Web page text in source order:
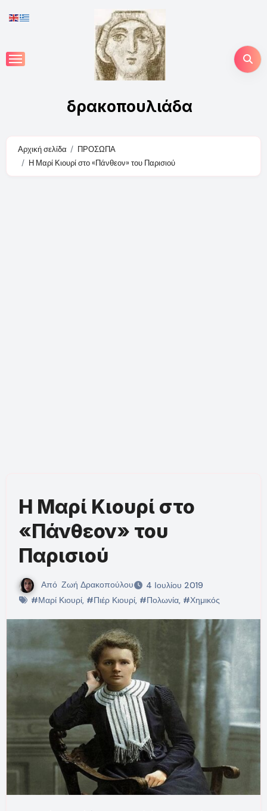
to
δρακοπουλιάδα
Αρχική σελίδα
ΠΡΟΣΩΠΑ
Η Μαρί Κιουρί στο «Πάνθεον» του Παρισιού
Η Μαρί Κιουρί στο
«Πάνθεον» του
Παρισιού
Από Ζωή Δρακοπούλου
4 Ιουλίου 2019
#Μαρί Κιουρί, #Πιέρ Κιουρί, #Πολωνία, #Χημικός